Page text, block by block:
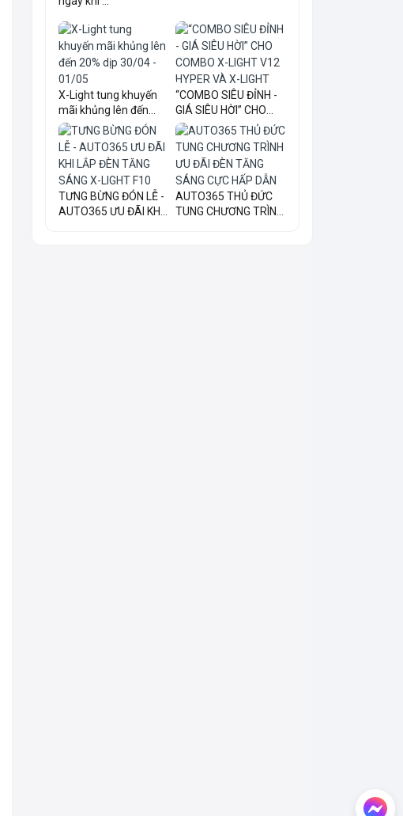
X-Light tung khuyến
mãi khủng lên đến
20...
“COMBO SIÊU ĐỈNH -
GIÁ SIÊU HỜI” CHO
COM...
TƯNG BỪNG ĐÓN LỄ -
AUTO365 ƯU ĐÃI KHI
AUTO365 THỦ ĐỨC
TUNG CHƯƠNG TRÌNH